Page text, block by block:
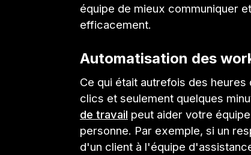
équipe de mieux communiquer
efficacement.
Automatisation des
Ce qui était autrefois des
clics et seulement quelques
de travail peut aider votre
personne. Par exemple, si un
d'un client à l'équipe